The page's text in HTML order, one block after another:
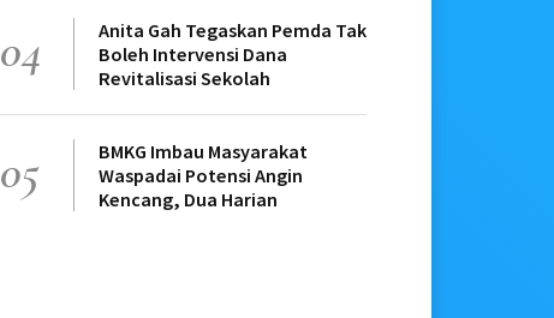
04
Anita Gah Tegaskan Pemda Tak
Boleh Intervensi Dana
Revitalisasi Sekolah
05
BMKG Imbau Masyarakat
Waspadai Potensi Angin
Kencang, Dua Harian